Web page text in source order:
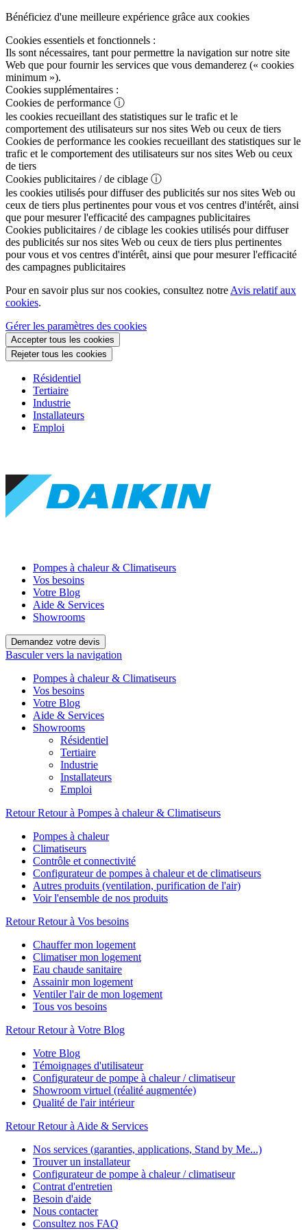
Bénéficiez d'une meilleure expérience grâce aux cookies
Cookies essentiels et fonctionnels :
Ils sont nécessaires, tant pour permettre la navigation sur notre site
Web que pour fournir les services que vous demanderez (« cookies
minimum »).
Cookies supplémentaires :
Cookies de performance ⓘ
les cookies recueillant des statistiques sur le trafic et le
comportement des utilisateurs sur nos sites Web ou ceux de tiers
Cookies de performance les cookies recueillant des statistiques sur le
trafic et le comportement des utilisateurs sur nos sites Web ou ceux
de tiers
Cookies publicitaires / de ciblage ⓘ
les cookies utilisés pour diffuser des publicités sur nos sites Web ou
ceux de tiers plus pertinentes pour vous et vos centres d'intérêt, ainsi
que pour mesurer l'efficacité des campagnes publicitaires
Cookies publicitaires / de ciblage les cookies utilisés pour diffuser
des publicités sur nos sites Web ou ceux de tiers plus pertinentes
pour vous et vos centres d'intérêt, ainsi que pour mesurer l'efficacité
des campagnes publicitaires
Pour en savoir plus sur nos cookies, consultez notre Avis relatif aux
cookies.
Gérer les paramètres des cookies
Accepter tous les cookies
Rejeter tous les cookies
Résidentiel
Tertiaire
Industrie
Installateurs
Emploi
Pompes à chaleur & Climatiseurs
Vos besoins
Votre Blog
Aide & Services
Showrooms
Demandez votre devis
Basculer vers la navigation
Pompes à chaleur & Climatiseurs
Vos besoins
Votre Blog
Aide & Services
Showrooms
Résidentiel
Tertiaire
Industrie
Installateurs
Emploi
Retour Retour à Pompes à chaleur & Climatiseurs
Pompes à chaleur
Climatiseurs
Contrôle et connectivité
Configurateur de pompes à chaleur et de climatiseurs
Autres produits (ventilation, purification de l'air)
Voir l'ensemble de nos produits
Retour Retour à Vos besoins
Chauffer mon logement
Climatiser mon logement
Eau chaude sanitaire
Assainir mon logement
Ventiler l'air de mon logement
Tous vos besoins
Retour Retour à Votre Blog
Votre Blog
Témoignages d'utilisateur
Configurateur de pompe à chaleur / climatiseur
Showroom virtuel (réalité augmentée)
Qualité de l'air intérieur
Retour Retour à Aide & Services
Nos services (garanties, applications, Stand by Me...)
Trouver un installateur
Configurateur de pompe à chaleur / climatiseur
Contrat d'entretien
Besoin d'aide
Nous contacter
Consultez nos FAQ